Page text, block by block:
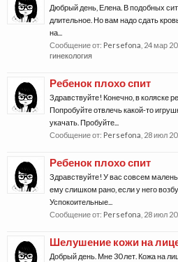
Дюбрый день, Елена. В подобных
длительное. Но вам надо сдать
на...
Сообщение от: Persefona 24 мар
гинекология
Ребенок плохо спит
Здравствуйте! Конечно, в коляске
Попробуйте отвлечь какой-то
укачать. Пробуйте...
Сообщение от: Persefona 28 июл
Ребенок плохо спит
Здравствуйте! У вас совсем
ему слишком рано, если у него
Успокоительные...
Сообщение от: Persefona 28 июл
Шелушение кожи на
Добрый день. Мне 30 лет. Кожа на